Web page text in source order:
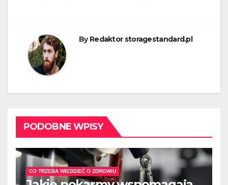
ByRedaktor storagestandard.pl
PODOBNE WPISY
CO TRZEBA WIEDZIEĆ O ZDROWIU